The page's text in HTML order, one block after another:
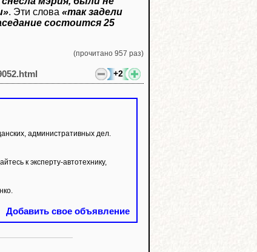
. Эти слова «так задели
состоится 25
(прочитано 957 раз)
+2
административных дел.
к эксперту-автотехнику,
Добавить свое объявление